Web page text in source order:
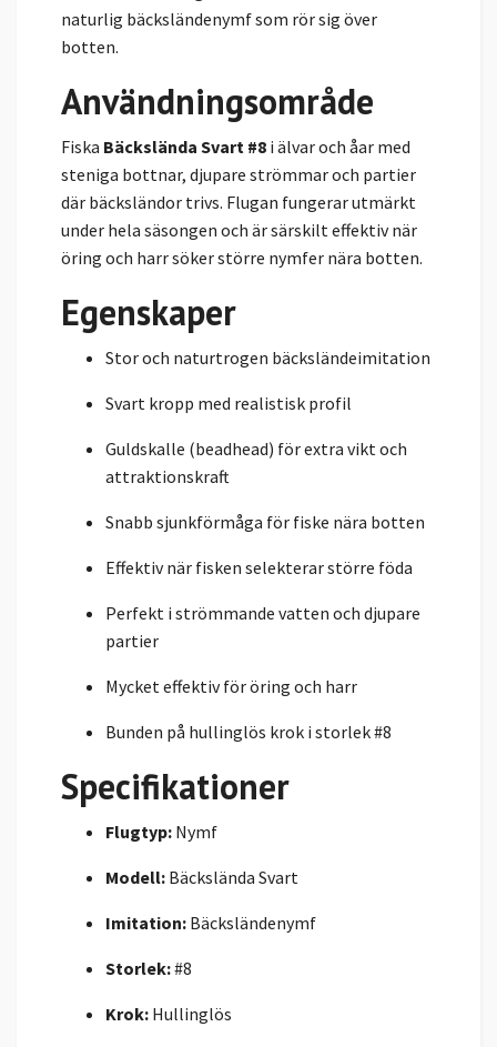
naturlig bäcksländenymf som rör sig över
botten.
Användningsområde
Fiska Bäckslända Svart #8 i älvar och åar med
steniga bottnar, djupare strömmar och partier
där bäcksländor trivs. Flugan fungerar utmärkt
under hela säsongen och är särskilt effektiv när
öring och harr söker större nymfer nära botten.
Egenskaper
Stor och naturtrogen bäcksländeimitation
Svart kropp med realistisk profil
Guldskalle (beadhead) för extra vikt och
attraktionskraft
Snabb sjunkförmåga för fiske nära botten
Effektiv när fisken selekterar större föda
Perfekt i strömmande vatten och djupare
partier
Mycket effektiv för öring och harr
Bunden på hullinglös krok i storlek #8
Specifikationer
Flugtyp: Nymf
Modell: Bäckslända Svart
Imitation: Bäcksländenymf
Storlek:#8
Krok: Hullinglös